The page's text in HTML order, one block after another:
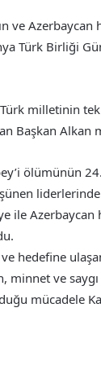
ve
Türk Birliği
milletinin
Başkan Alkan
ölümünün
Azerbaycan
hedefine
ve
mücadele